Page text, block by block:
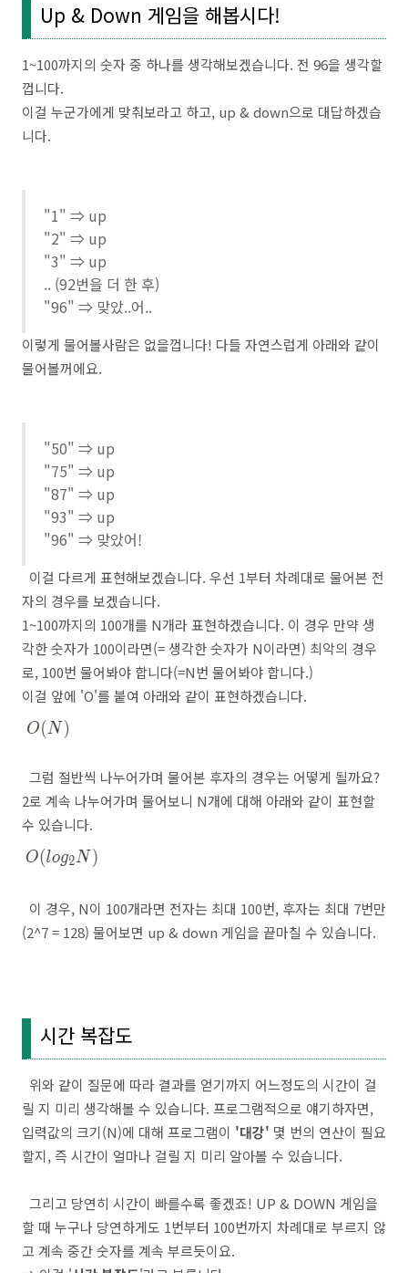
Up & Down 게임을 해봅시다!
1~100까지의 숫자 중 하나를 생각해보겠습니다. 전 96을 생각할
껍니다.
이걸 누군가에게 맞춰보라고 하고, up & down으로 대답하겠습
니다.
"1" ⇒ up
"2" ⇒ up
"3" ⇒ up
.. (92번을 더 한 후)
"96" ⇒ 맞았..어..
이렇게 물어볼사람은 없을껍니다! 다들 자연스럽게 아래와 같이
물어볼꺼에요.
"50" ⇒ up
"75" ⇒ up
"87" ⇒ up
"93" ⇒ up
"96" ⇒ 맞았어!
이걸 다르게 표현해보겠습니다. 우선 1부터 차례대로 물어본 전
자의 경우를 보겠습니다.
1~100까지의 100개를 N개라 표현하겠습니다. 이 경우 만약 생
각한 숫자가 100이라면(= 생각한 숫자가 N이라면) 최악의 경우
로, 100번 물어봐야 합니다(=N번 물어봐야 합니다.)
이걸 앞에 'O'를 붙여 아래와 같이 표현하겠습니다.
그럼 절반씩 나누어가며 물어본 후자의 경우는 어떻게 될까요?
2로 계속 나누어가며 물어보니 N개에 대해 아래와 같이 표현할
수 있습니다.
이 경우, N이 100개라면 전자는 최대 100번, 후자는 최대 7번만
(2^7 = 128) 물어보면 up & down 게임을 끝마칠 수 있습니다.
시간 복잡도
위와 같이 질문에 따라 결과를 얻기까지 어느정도의 시간이 걸
릴 지 미리 생각해볼 수 있습니다. 프로그램적으로 얘기하자면,
입력값의 크기(N)에 대해 프로그램이 '대강' 몇 번의 연산이 필요
할지, 즉 시간이 얼마나 걸릴 지 미리 알아볼 수 있습니다.
그리고 당연히 시간이 빠를수록 좋겠죠! UP & DOWN 게임을
할 때 누구나 당연하게도 1번부터 100번까지 차례대로 부르지 않
고 계속 중간 숫자를 계속 부르듯이요.